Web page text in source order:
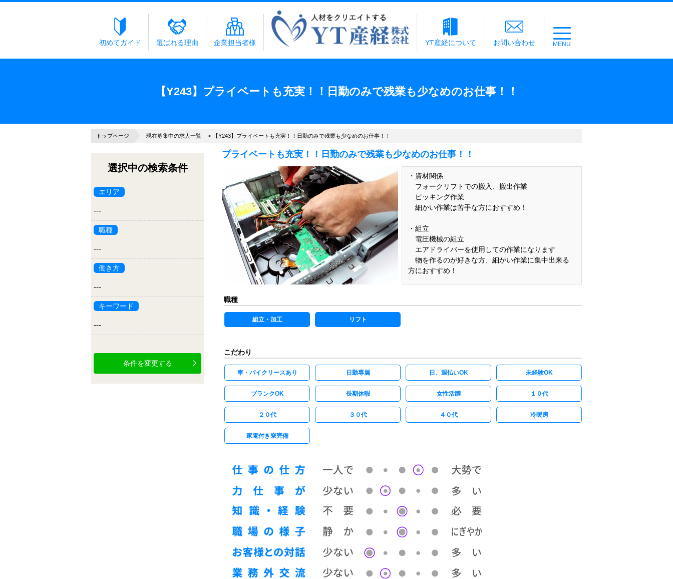
初めてガイド 選ばれる理由 企業担当者様 YT産経について お問い合わせ
【Y243】プライベートも充実！！日勤のみで残業も少なめのお仕事！！
トップページ 現在募集中の求人一覧 【Y243】プライベートも充実！！日勤のみで残業も少なめのお仕事！！
選択中の検索条件
エリア
---
職種
---
働き方
---
キーワード
---
条件を変更する
プライベートも充実！！日勤のみで残業も少なめのお仕事！！
・資材関係
フォークリフトでの搬入、搬出作業
ピッキング作業
細かい作業は苦手な方におすすめ！
・組立
電圧機械の組立
エアドライバーを使用しての作業になります
物を作るのが好きな方、細かい作業に集中出来る
方におすすめ！
職種
組立・加工 リフト
こだわり
車・バイクリースあり 日勤専属 日、週払いOK 未経験OK
ブランクOK 長期休暇 女性活躍 １０代
２０代 ３０代 ４０代 冷暖房
家電付き寮完備